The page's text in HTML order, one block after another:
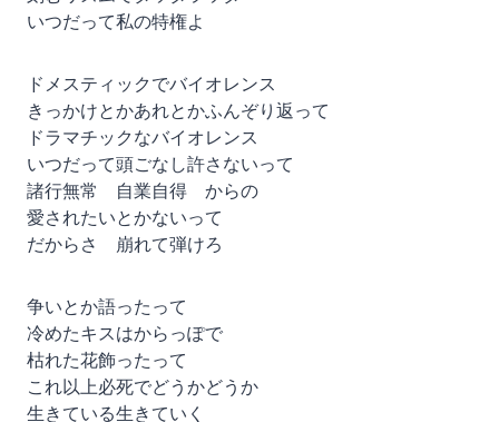
いつだって私の特権よ
ドメスティックでバイオレンス
きっかけとかあれとかふんぞり返って
ドラマチックなバイオレンス
いつだって頭ごなし許さないって
諸行無常 自業自得 からの
愛されたいとかないって
だからさ 崩れて弾けろ
争いとか語ったって
冷めたキスはからっぽで
枯れた花飾ったって
これ以上必死でどうかどうか
生きている生きていく